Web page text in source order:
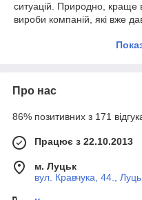
ситуацій. Природно, краще
вироби компаній, які вже
цікаві лінійки лампочок.
лампочок. Інтернет
найпопулярніші типи ламп,
магазині представлені всі
Осрам, які завжди є в
безпечної Вам дороги!
Про нас
86% позитивних з 171
Працює з 22.10.2013
м. Луцьк
вул. Кравчука, 44.,